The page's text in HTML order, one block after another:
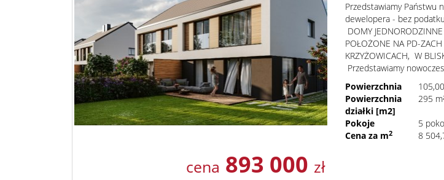
Przedstawiamy Państwu
dewelopera - bez
DOMY
POŁOŻONE NA PD-
KRZYŻOWICACH, W
Przedstawiamy
Powierzchnia
Powierzchnia
działki [m2]
295
Pokoje
5
Cena za m2 8
cena 893 000 zł